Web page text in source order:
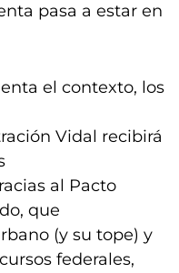
pasa a estar en
el contexto, los
Vidal recibirá
al Pacto
que
(y su tope) y
federales,